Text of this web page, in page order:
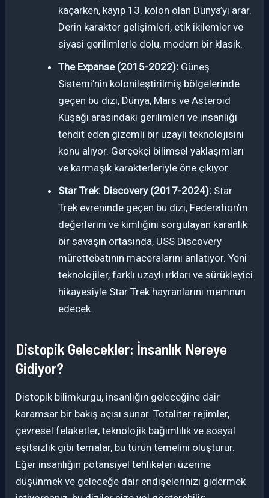
kaçarken, kayıp 13. kolon olan Dünya’yı arar.
Derin karakter gelişimleri, etik ikilemler ve
siyasi gerilimlerle dolu, modern bir klasik.
The Expanse (2015-2022): Güneş
Sistemi’nin kolonileştirilmiş bölgelerinde
geçen bu dizi, Dünya, Mars ve Asteroid
Kuşağı arasındaki gerilimleri ve insanlığı
tehdit eden gizemli bir uzaylı teknolojisini
konu alıyor. Gerçekçi bilimsel yaklaşımları
ve karmaşık karakterleriyle öne çıkıyor.
Star Trek: Discovery (2017-2024): Star
Trek evreninde geçen bu dizi, Federation’ın
değerlerini ve kimliğini sorgulayan karanlık
bir savaşın ortasında, USS Discovery
mürettebatının maceralarını anlatıyor. Yeni
teknolojiler, farklı uzaylı ırkları ve sürükleyici
hikayesiyle Star Trek hayranlarını memnun
edecek.
Distopik Gelecekler: İnsanlık Nereye
Gidiyor?
Distopik bilimkurgu, insanlığın geleceğine dair
karamsar bir bakış açısı sunar. Totaliter rejimler,
çevresel felaketler, teknolojik bağımlılık ve sosyal
eşitsizlik gibi temalar, bu türün temelini oluşturur.
Eğer insanlığın potansiyel tehlikeleri üzerine
düşünmek ve geleceğe dair endişelerinizi gidermek